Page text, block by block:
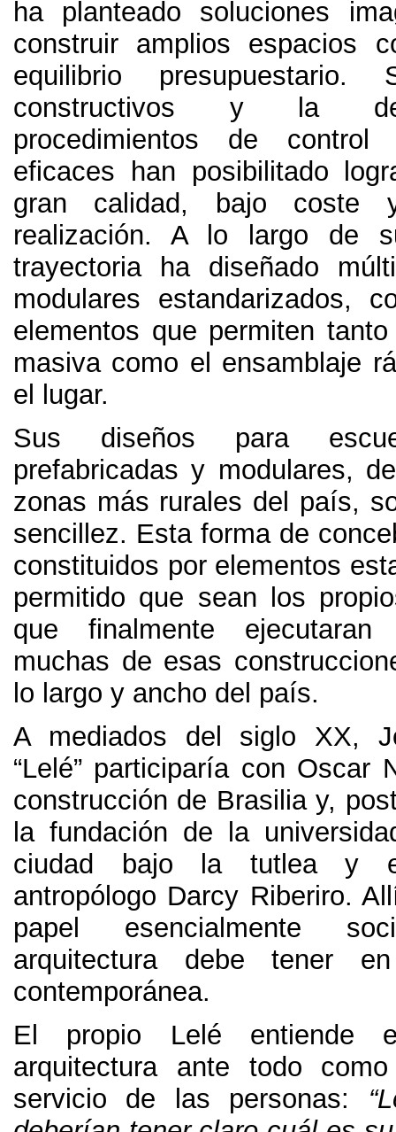
ha planteado soluciones
construir amplios espacios
equilibrio presupuestario.
constructivos y la
procedimientos de control
eficaces han posibilitado
gran calidad, bajo coste
realización. A lo largo de
trayectoria ha diseñado
modulares estandarizados,
elementos que permiten
masiva como el ensamblaje
el lugar.
Sus diseños para
prefabricadas y modulares,
zonas más rurales del país,
sencillez. Esta forma de
constituidos por elementos
permitido que sean los
que finalmente
muchas de esas
lo largo y ancho del país.
A mediados del siglo XX,
“Lelé” participaría con Oscar
construcción de Brasilia y,
la fundación de la
ciudad bajo la tutlea y
antropólogo Darcy Riberiro.
papel esencialmente
arquitectura debe tener
contemporánea.
El propio Lelé entiende
arquitectura ante todo
servicio de las personas: